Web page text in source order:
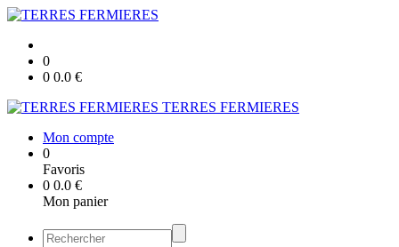
0
0 0.0 €
TERRES FERMIERES
Mon compte
0
Favoris
0 0.0 €
Mon panier